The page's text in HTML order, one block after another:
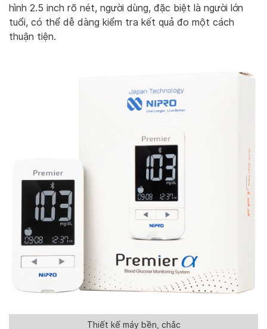
hình 2.5 inch rõ nét, người dùng, đặc biệt là người lớn
tuổi, có thể dễ dàng kiểm tra kết quả đo một cách
thuận tiện.
Thiết kế máy bền, chắc